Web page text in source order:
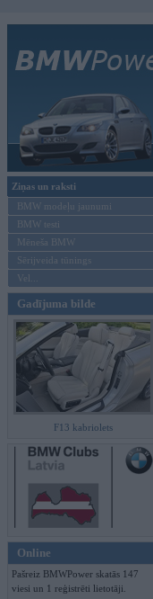
Ziņas un raksti
BMW modeļu jaunumi
BMW testi
Mēneša BMW
Sērijveida tūnings
Vel...
Gadījuma bilde
F13 kabriolets
Online
Pašreiz BMWPower skatās 147
viesi un 1 reģistrēti lietotāji.